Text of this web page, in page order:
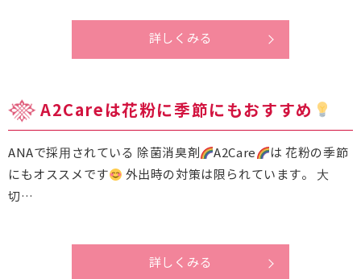
詳しくみる
A2Careは花粉に季節にもおすすめ
ANAで採⽤されている 除菌消臭剤 A2Care
は 花粉の季節
にもオススメです
外出時の対策は限られています。 ⼤
切…
詳しくみる